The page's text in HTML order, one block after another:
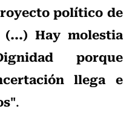
político de
Hay molestia
porque
llega e
.